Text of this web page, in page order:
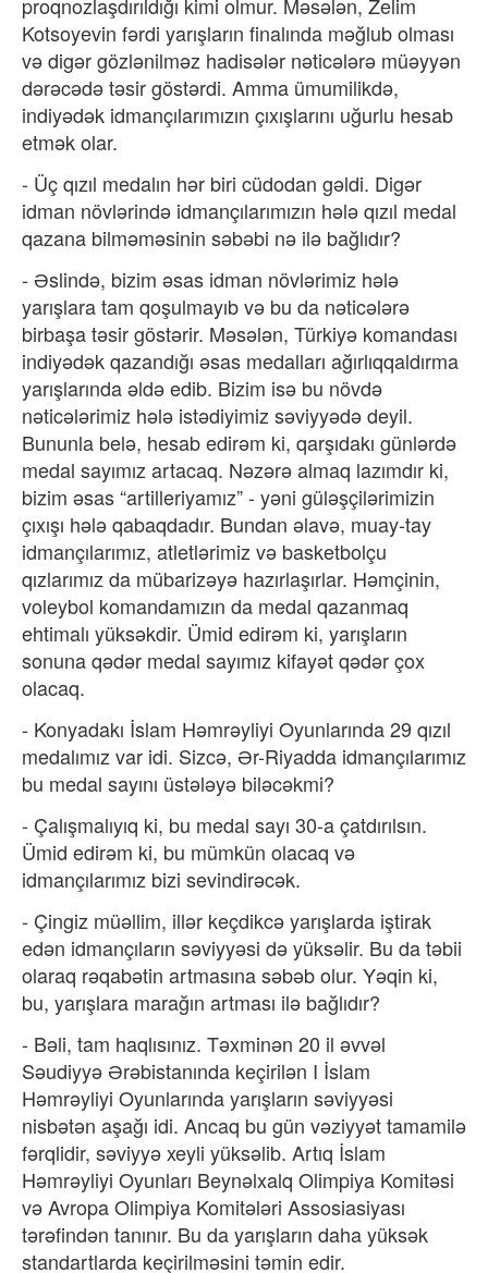
Kotsoyevin fərdi yarışların finalında məğlub olması
və digər gözlənilməz hadisələr nəticələrə müəyyən
dərəcədə təsir göstərdi. Amma ümumilikdə,
indiyədək idmançılarımızın çıxışlarını uğurlu hesab
etmək olar.
- Üç qızıl medalın hər biri cüdodan gəldi. Digər
idman növlərində idmançılarımızın hələ qızıl medal
qazana bilməməsinin səbəbi nə ilə bağlıdır?
- Əslində, bizim əsas idman növlərimiz hələ
yarışlara tam qoşulmayıb və bu da nəticələrə
birbaşa təsir göstərir. Məsələn, Türkiyə komandası
indiyədək qazandığı əsas medalları ağırlıqqaldırma
yarışlarında əldə edib. Bizim isə bu növdə
nəticələrimiz hələ istədiyimiz səviyyədə deyil.
Bununla belə, hesab edirəm ki, qarşıdakı günlərdə
medal sayımız artacaq. Nəzərə almaq lazımdır ki,
bizim əsas “artilleriyamız” - yəni güləşçilərimizin
çıxışı hələ qabaqdadır. Bundan əlavə, muay-tay
idmançılarımız, atletlərimiz və basketbolçu
qızlarımız da mübarizəyə hazırlaşırlar. Həmçinin,
voleybol komandamızın da medal qazanmaq
ehtimalı yüksəkdir. Ümid edirəm ki, yarışların
sonuna qədər medal sayımız kifayət qədər çox
olacaq.
- Konyadakı İslam Həmrəyliyi Oyunlarında 29 qızıl
medalımız var idi. Sizcə, Ər-Riyadda idmançılarımız
bu medal sayını üstələyə biləcəkmi?
- Çalışmalıyıq ki, bu medal sayı 30-a çatdırılsın.
Ümid edirəm ki, bu mümkün olacaq və
idmançılarımız bizi sevindirəcək.
- Çingiz müəllim, illər keçdikcə yarışlarda iştirak
edən idmançıların səviyyəsi də yüksəlir. Bu da təbii
olaraq rəqabətin artmasına səbəb olur. Yəqin ki,
bu, yarışlara marağın artması ilə bağlıdır?
- Bəli, tam haqlısınız. Təxminən 20 il əvvəl
Səudiyyə Ərəbistanında keçirilən I İslam
Həmrəyliyi Oyunlarında yarışların səviyyəsi
nisbətən aşağı idi. Ancaq bu gün vəziyyət tamamilə
fərqlidir, səviyyə xeyli yüksəlib. Artıq İslam
Həmrəyliyi Oyunları Beynəlxalq Olimpiya Komitəsi
və Avropa Olimpiya Komitələri Assosiasiyası
tərəfindən tanınır. Bu da yarışların daha yüksək
standartlarda keçirilməsini təmin edir.